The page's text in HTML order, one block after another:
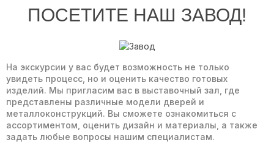
ПОСЕТИТЕ НАШ ЗАВОД!
На экскурсии у вас будет возможность не только
увидеть процесс, но и оценить качество готовых
изделий. Мы пригласим вас в выставочный зал, где
представлены различные модели дверей и
металлоконструкций. Вы сможете ознакомиться с
ассортиментом, оценить дизайн и материалы, а также
задать любые вопросы нашим специалистам.